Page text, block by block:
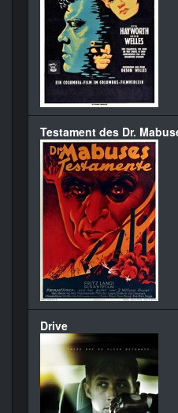
Testament des Dr.
Drive